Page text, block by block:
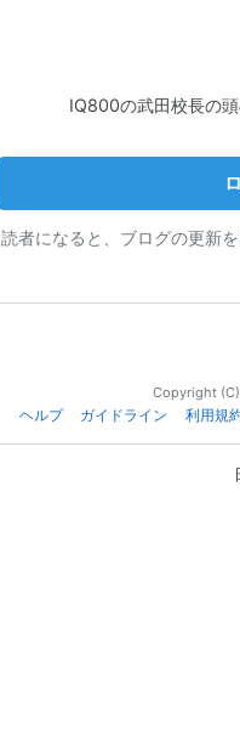
IQ800の武田校長の
読者になると、ブログの更新
Copyright
ヘルプ
ガイドライン 利用規